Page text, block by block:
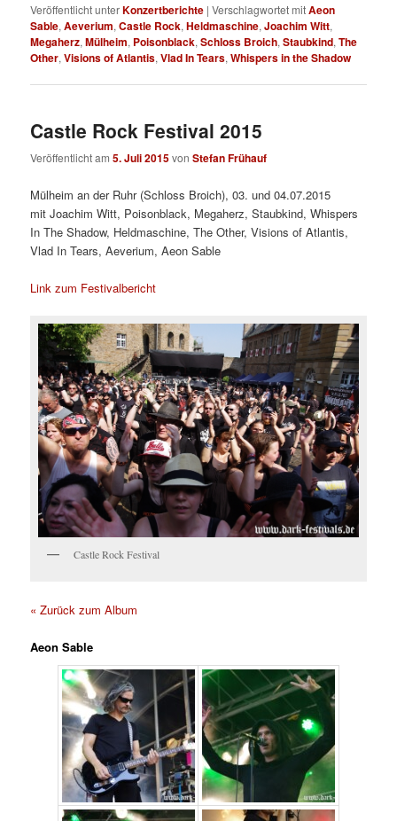
Veröffentlicht unterKonzertberichte |Verschlagwortet mitAeon
Sable,Aeverium,Castle Rock,Heldmaschine,Joachim Witt,
Megaherz,Mülheim, Poisonblack,Schloss Broich,Staubkind,The
Other,Visions of Atlantis,Vlad In Tears,Whispers in the Shadow
Castle Rock Festival 2015
Veröffentlicht am5. Juli 2015vonStefan Frühauf
Mülheim an der Ruhr (Schloss Broich), 03. und 04.07.2015
mitJoachim Witt, Poisonblack, Megaherz, Staubkind, Whispers
In The Shadow, Heldmaschine, The Other, Visions of Atlantis,
Vlad In Tears, Aeverium, Aeon Sable
Link zum Festivalbericht
Castle Rock Festival
« Zurück zum Album
Aeon Sable